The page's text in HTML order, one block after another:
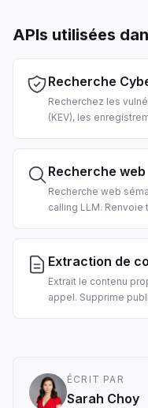
APIs utilisées
Recherche
Recherchez les
(KEV), les
le triage de
menaces et les
Recherche web
Recherche web
calling LLM.
Filtres pays et date
Extraction de
Extrait le contenu
appel. Supprime
ÉCRIT PAR
Sarah Choy